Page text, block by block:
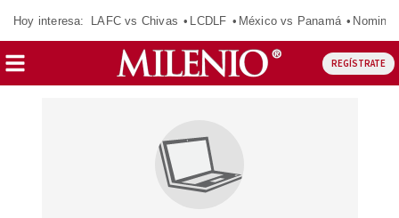
Hoy interesa: LAFC vs Chivas LCDLF México vs Panamá
REGÍSTRATE